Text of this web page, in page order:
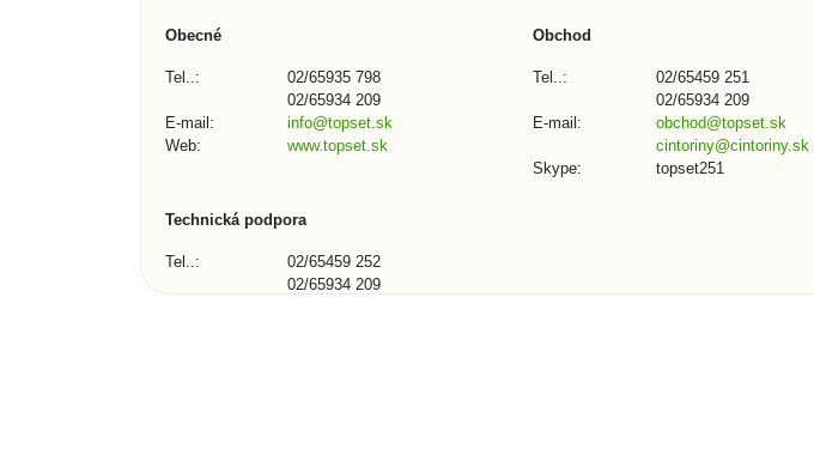
Obecné
Tel..:
02/65935 798
02/65934 209
E-mail:
info@topset.sk
Web:
www.topset.sk
Obchod
Tel..:
02/65459 251
02/65934 209
E-mail:
obchod@topset.sk
cintoriny@cintoriny.sk
Skype:
topset251
Technická podpora
Tel..:
02/65459 252
02/65934 209